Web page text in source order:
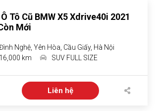
Tô Cũ BMW X5 Xdrive40i 2021
Mới
Nghệ, Yên Hòa, Cầu Giấy, Hà Nội
16,000 km SUV FULL SIZE
Liên hệ